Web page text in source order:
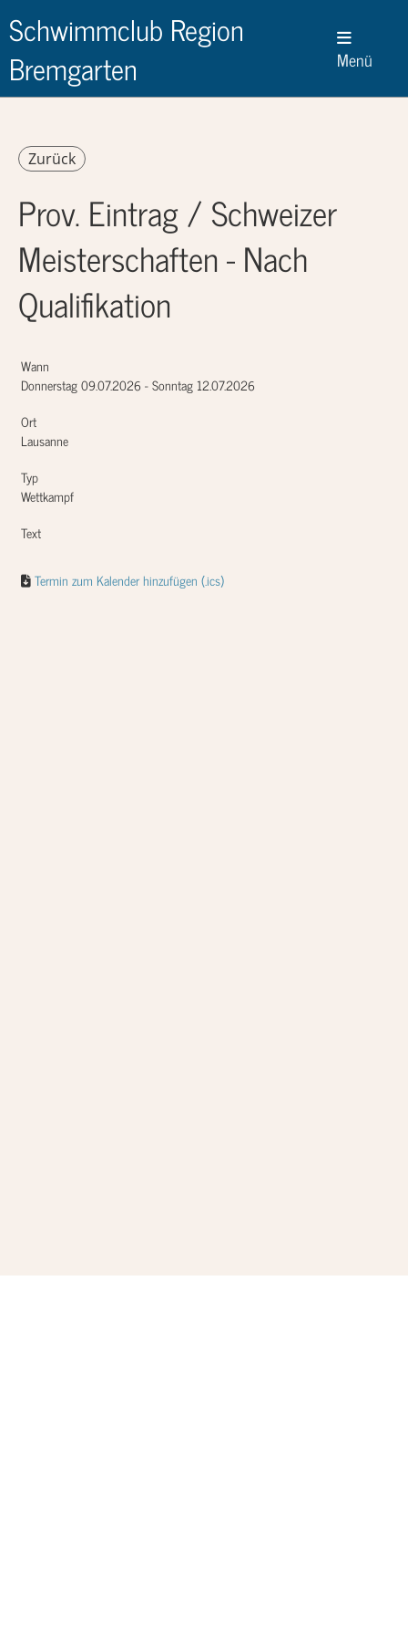
Schwimmclub Region
Bremgarten
Menü
Zurück
Prov. Eintrag / Schweizer
Meisterschaften - Nach
Qualifikation
Wann
Donnerstag 09.07.2026 - Sonntag 12.07.2026
Ort
Lausanne
Typ
Wettkampf
Text
Termin zum Kalender hinzufügen (.ics)